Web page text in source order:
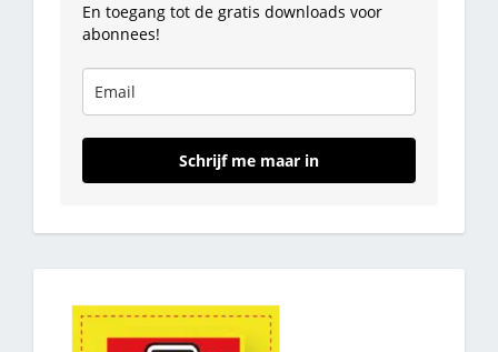
En toegang tot de gratis downloads voor
abonnees!
Schrijf me maar in